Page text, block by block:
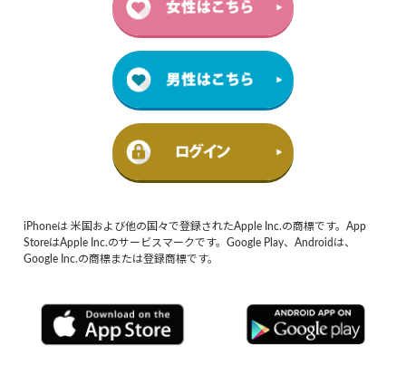
iPhoneは 米国および他の国々で登録されたApple Inc.の商標です。App
StoreはApple Inc.のサービスマークです。Google Play、Androidは、
Google Inc.の商標または登録商標です。